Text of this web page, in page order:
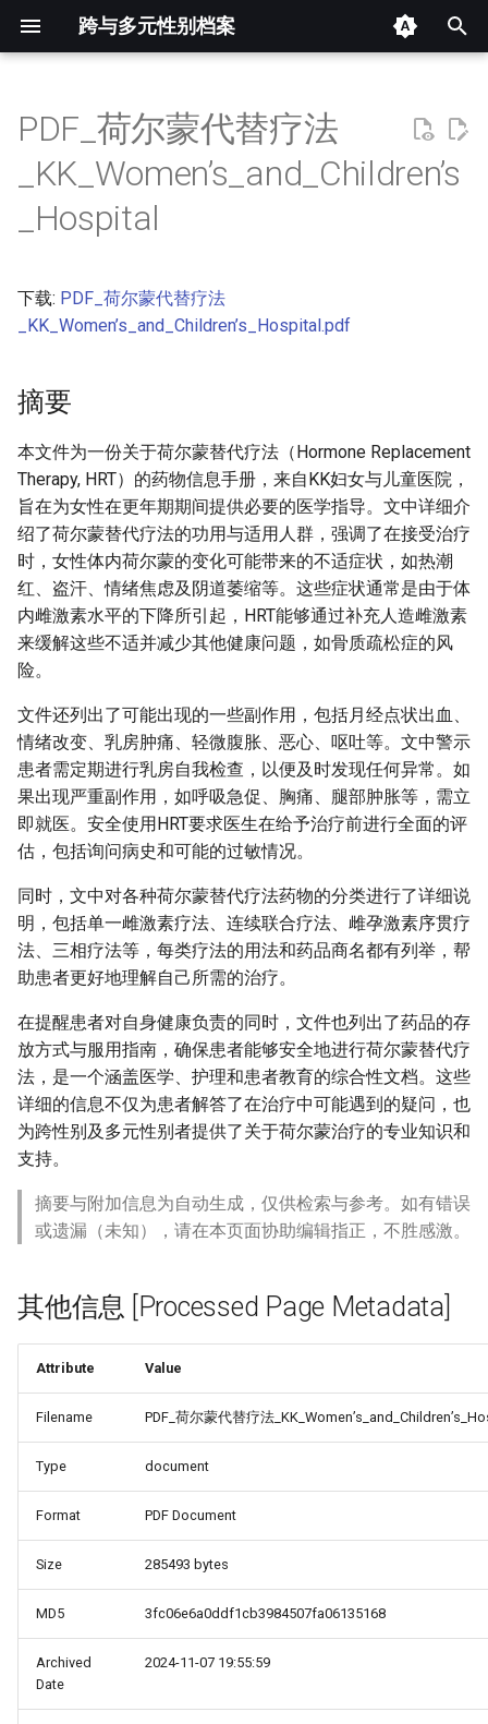
跨与多元性别档案
开
始
索
摘要
其他信息 [Processed Page
Metadata]
PDF_荷尔蒙代替疗法
_KK_Women’s_and_Children’s
_Hospital
下载: PDF_荷尔蒙代替疗法
_KK_Women’s_and_Children’s_Hospital.pdf
摘要
本文件为一份关于荷尔蒙替代疗法（Hormone Replacement
Therapy, HRT）的药物信息手册，来自KK妇女与儿童医院，
旨在为女性在更年期期间提供必要的医学指导。文中详细介
绍了荷尔蒙替代疗法的功用与适用人群，强调了在接受治疗
时，女性体内荷尔蒙的变化可能带来的不适症状，如热潮
红、盗汗、情绪焦虑及阴道萎缩等。这些症状通常是由于体
内雌激素水平的下降所引起，HRT能够通过补充人造雌激素
来缓解这些不适并减少其他健康问题，如骨质疏松症的风
险。
文件还列出了可能出现的一些副作用，包括月经点状出血、
情绪改变、乳房肿痛、轻微腹胀、恶心、呕吐等。文中警示
患者需定期进行乳房自我检查，以便及时发现任何异常。如
果出现严重副作用，如呼吸急促、胸痛、腿部肿胀等，需立
即就医。安全使用HRT要求医生在给予治疗前进行全面的评
估，包括询问病史和可能的过敏情况。
同时，文中对各种荷尔蒙替代疗法药物的分类进行了详细说
明，包括单一雌激素疗法、连续联合疗法、雌孕激素序贯疗
法、三相疗法等，每类疗法的用法和药品商名都有列举，帮
助患者更好地理解自己所需的治疗。
在提醒患者对自身健康负责的同时，文件也列出了药品的存
放方式与服用指南，确保患者能够安全地进行荷尔蒙替代疗
法，是一个涵盖医学、护理和患者教育的综合性文档。这些
详细的信息不仅为患者解答了在治疗中可能遇到的疑问，也
为跨性别及多元性别者提供了关于荷尔蒙治疗的专业知识和
支持。
摘要与附加信息为自动生成，仅供检索与参考。如有错误
或遗漏（未知），请在本页面协助编辑指正，不胜感激。
其他信息 [Processed Page Metadata]
Attribute Value
Filename PDF_荷尔蒙代替疗法
Type document
Format PDF Document
Size 285493 bytes
MD5 3fc06e6a0ddf1cb3984507fa06135168
Archived
Date
2024-11-07 19:55:59